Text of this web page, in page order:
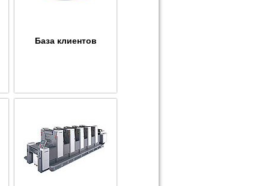
База клиентов